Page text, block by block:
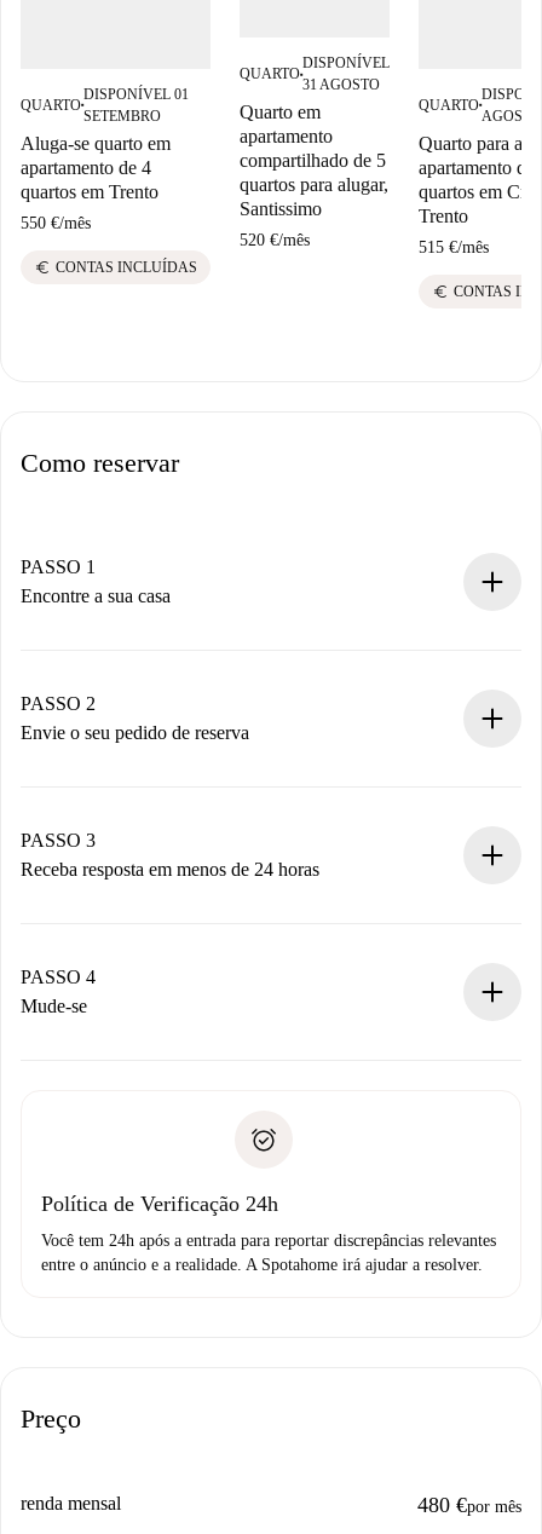
QUARTO■
DISPONÍVEL 01
SETEMBRO
Aluga-se quarto em
apartamento de 4
quartos em Trento
550 €/mês
euro CONTAS INCLUÍDAS
QUARTO■
DISPONÍVEL
31 AGOSTO
Quarto em
apartamento
compartilhado de 5
quartos para alugar,
Santissimo
520 €/mês
QUARTO■
AGOSTO
Quarto para
apartamento de
quartos em
Trento
515 €/mês
euro CONTAS
Como reservar
PASSO 1
Encontre a sua casa
Você tem todas as informações necessárias
antecipadamente.
PASSO 2
Envie o seu pedido de reserva
Não cobramos nada até que o proprietário confirme.
PASSO 3
Receba resposta em menos de 24 horas
proprietário.
Se recusada: não cobraremos nada e ofereceremos
Débito direto bancário
PASSO 4
Mude-se
não comunicar nenhum problema.
Política de Verificação 24h
Você tem 24h após a entrada para reportar discrepâncias relevantes
entre o anúncio e a realidade. A Spotahome irá ajudar a resolver.
Preço
renda mensal 480 €por mês